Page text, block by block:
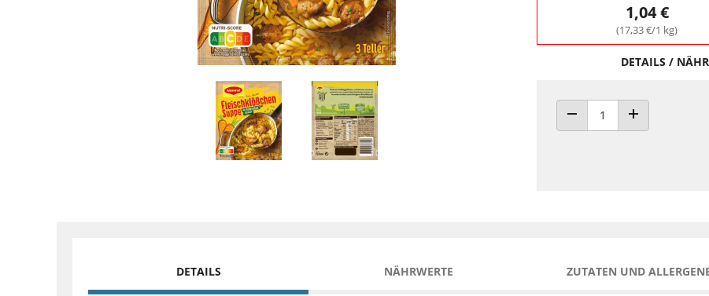
1,04 €
(17,33 €/1 kg)
DETAILS /
ANZAHL VERRINGERNANZAHL ERHÖHEN
DETAILS NÄHRWERTE ZUTATEN UND